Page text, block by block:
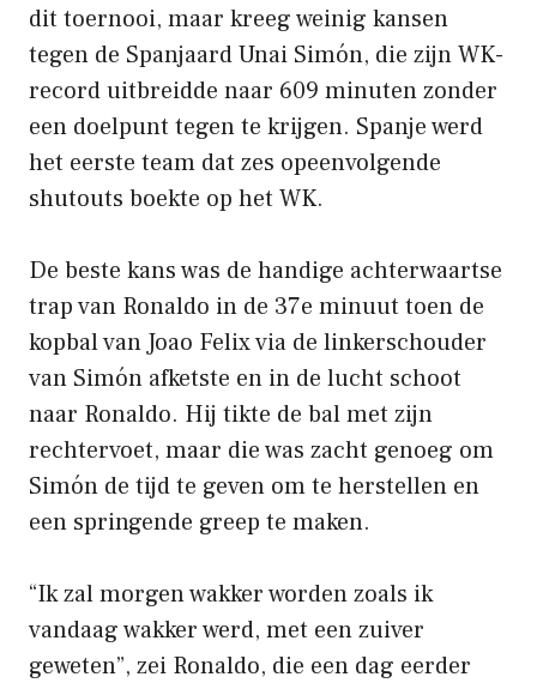
dit toernooi, maar kreeg weinig kansen
tegen de Spanjaard Unai Simón, die zijn WK-
record uitbreidde naar 609 minuten zonder
een doelpunt tegen te krijgen. Spanje werd
het eerste team dat zes opeenvolgende
shutouts boekte op het WK.
De beste kans was de handige achterwaartse
trap van Ronaldo in de 37e minuut toen de
kopbal van Joao Felix via de linkerschouder
van Simón afketste en in de lucht schoot
naar Ronaldo. Hij tikte de bal met zijn
rechtervoet, maar die was zacht genoeg om
Simón de tijd te geven om te herstellen en
een springende greep te maken.
“Ik zal morgen wakker worden zoals ik
vandaag wakker werd, met een zuiver
geweten”, zei Ronaldo, die een dag eerder